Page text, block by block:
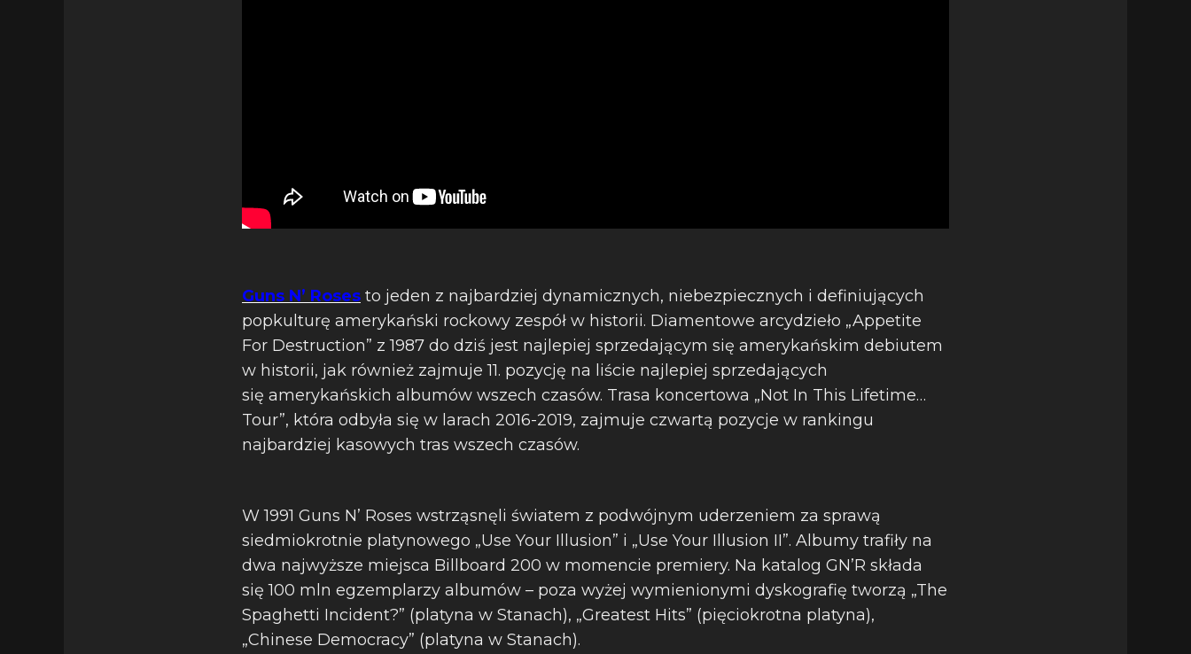
Guns N’ Roses to jeden z najbardziej dynamicznych, niebezpiecznych i definiujących
popkulturę amerykański rockowy zespół w historii. Diamentowe arcydzieło „Appetite
For Destruction” z 1987 do dziś jest najlepiej sprzedającym się amerykańskim debiutem
w historii, jak również zajmuje 11. pozycję na liście najlepiej sprzedających
się amerykańskich albumów wszech czasów. Trasa koncertowa „Not In This Lifetime…
Tour”, która odbyła się w larach 2016-2019, zajmuje czwartą pozycje w rankingu
najbardziej kasowych tras wszech czasów.
W 1991 Guns N’ Roses wstrząsnęli światem z podwójnym uderzeniem za sprawą
siedmiokrotnie platynowego „Use Your Illusion” i „Use Your Illusion II”. Albumy trafiły na
dwa najwyższe miejsca Billboard 200 w momencie premiery. Na katalog GN’R składa
się 100 mln egzemplarzy albumów – poza wyżej wymienionymi dyskografię tworzą „The
Spaghetti Incident?” (platyna w Stanach), „Greatest Hits” (pięciokrotna platyna),
„Chinese Democracy” (platyna w Stanach).